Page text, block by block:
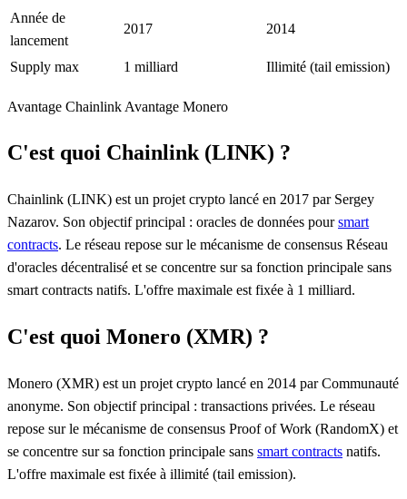
Année de
lancement
2017 2014
Supply max 1 milliard Illimité (tail emission)
Avantage Chainlink Avantage Monero
C'est quoi Chainlink (LINK) ?
Chainlink (LINK) est un projet crypto lancé en 2017 par Sergey
Nazarov. Son objectif principal : oracles de données poursmart
contracts. Le réseau repose sur le mécanisme de consensus Réseau
d'oracles décentralisé et se concentre sur sa fonction principale sans
smart contracts natifs. L'offre maximale est fixée à 1 milliard.
C'est quoi Monero (XMR) ?
Monero (XMR) est un projet crypto lancé en 2014 par Communauté
anonyme. Son objectif principal : transactions privées. Le réseau
repose sur le mécanisme de consensus Proof of Work (RandomX) et
se concentre sur sa fonction principale sans smart contracts natifs.
L'offre maximale est fixée à illimité (tail emission).